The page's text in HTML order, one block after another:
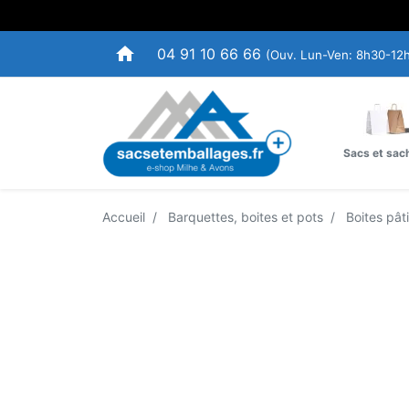
home 04 91 10 66 66 (Ouv. Lun-Ven: 8h30-
Sacs et
Accueil Barquettes, boites et pots Boites